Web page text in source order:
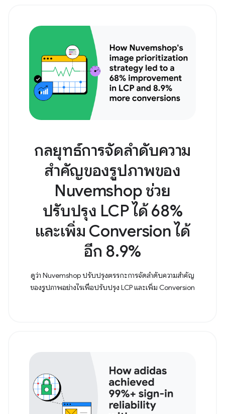
กลยุทธ์การจัดลําดับความ
สําคัญของรูปภาพของ
Nuvemshop ช่วย
ปรับปรุง LCP ได้ 68%
และเพิ่ม Conversion ได้
อีก 8.9%
ดูว่า Nuvemshop ปรับปรุงตรรกะการจัดลําดับความสําคัญ
ของรูปภาพอย่างไรเพื่อปรับปรุง LCP และเพิ่ม Conversion